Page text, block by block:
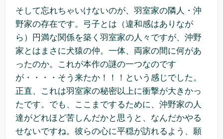
そして忘れちゃいけないのが、羽室家の隣人・沖
野家の存在です。弓子とは（違和感はありなが
ら）円満な関係を築く羽室家の人々ですが、沖野
家とはまさに犬猿の仲。一体、両家の間に何があ
ったのか。これが本作の謎の一つなのです
が・・・・そう来たか！！！という感じでした。
正直、これは羽室家の秘密以上に衝撃が大きかっ
たです。でも、ここまでするために、沖野家の人
達がどれほど苦しんだかと思うと、なんだかやる
せないですね。彼らの心に平穏が訪れるよう、願